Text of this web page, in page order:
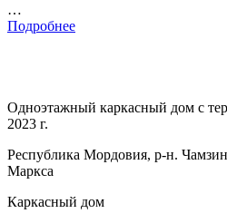
…
Подробнее
Одноэтажный каркасный дом с
2023 г.
Республика Мордовия, р-н.
Маркса
Каркасный дом